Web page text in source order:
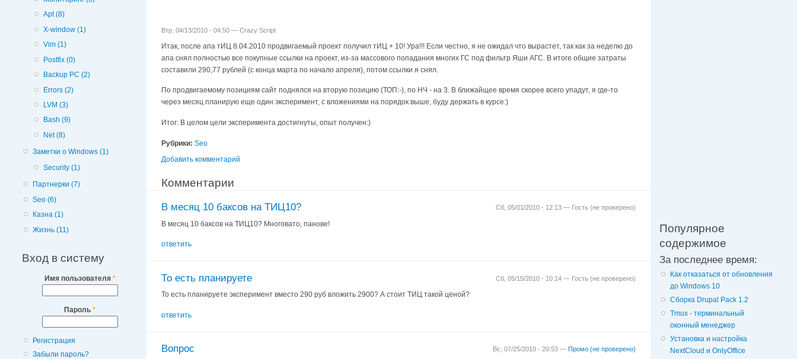
Apt (8)
X-window (1)
Vim (1)
Postfix (0)
Backup PC (2)
Errors (2)
LVM (3)
Bash (9)
Net (8)
Заметки о Windows (1)
Security (1)
Партнерки (7)
Seo (6)
Казна (1)
Жизнь (11)
Вход в систему
Имя пользователя *
Пароль *
Регистрация
Забыли пароль?
Втр, 04/13/2010 - 04:50 — Crazy Script
Итак, после апа тИЦ 8.04.2010 продвигаемый проект получил тИЦ + 10! Ура!!! Если честно, я не ожидал что вырастет, так как за неделю до
апа снял полностью все покупные ссылки на проект, из-за массового попадания многих ГС под фильтр Яши АГС. В итоге общие затраты
составили 290,77 рублей (с конца марта по начало апреля), потом ссылки я снял.
По продвигаемому позициям сайт поднялся на вторую позицию (ТОП:-), по НЧ - на 3. В ближайщее время скорее всего упадут, я где-то
через месяц планирую еще один эксперимент, с вложениями на порядок выше, буду держать в курсе:)
Итог: В целом цели эксперимента достигнуты, опыт получен:)
Рубрики: Seo
Добавить комментарий
Комментарии
Сб, 05/01/2010 - 12:13 — Гость (не проверено)
В месяц 10 баксов на ТИЦ10?
В месяц 10 баксов на ТИЦ10? Многовато, панове!
ответить
Сб, 05/15/2010 - 10:14 — Гость (не проверено)
То есть планируете
То есть планируете эксперимент вместо 290 руб вложить 2900? А стоит ТИЦ такой ценой?
ответить
Вс, 07/25/2010 - 20:53 — Промо (не проверено)
Вопрос
Популярное
содержимое
За последнее время:
Как отказаться от обновления
до Windows 10
Сборка Drupal Pack 1.2
Tmux - терминальный
оконный менеджер
Установка и настройка
NextCloud и OnlyOffice